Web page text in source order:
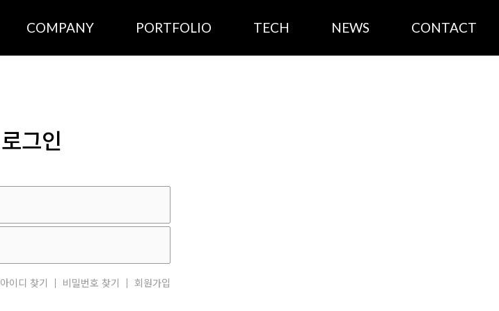
COMPANY PORTFOLIO TECH NEWS CONTACT
로그인
아이디 찾기 비밀번호 찾기 회원가입